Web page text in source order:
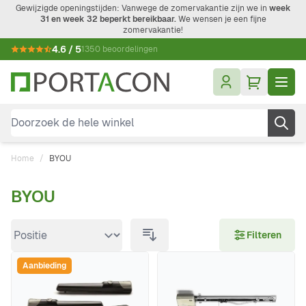
Ga naar de inhoud
Gewijzigde openingstijden: Vanwege de zomervakantie zijn we in week
31 en week 32 beperkt bereikbaar.We wensen je een fijne
zomervakantie!
4.6 / 51350 beoordelingen
Doorzoek de hele winkel
Home / BYOU
Doorgaan naar productlijst
BYOU
Filteren
Aanbieding